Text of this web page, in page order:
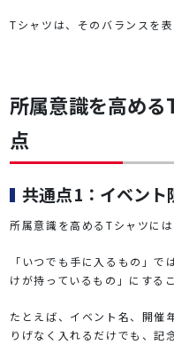
Tシャツは、そのバランスを
所属意識を高め
点
共通点1：イベント
所属意識を高めるTシャツに
「いつでも手に入るもの」
けが持っているもの」にする
たとえば、イベント名、開催
りげなく入れるだけでも、記